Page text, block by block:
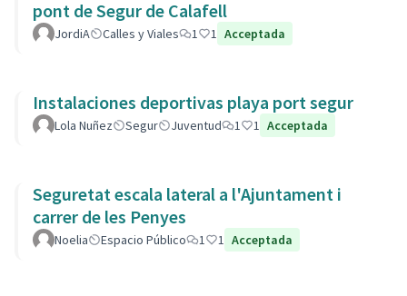
pont de Segur de Calafell
JordiA Calles y Viales 1 1 Acceptada
Instalaciones deportivas playa port segur
Lola Nuñez Segur Juventud 1 1 Acceptada
Seguretat escala lateral a l'Ajuntament i
carrer de les Penyes
Noelia Espacio Público 1 1 Acceptada